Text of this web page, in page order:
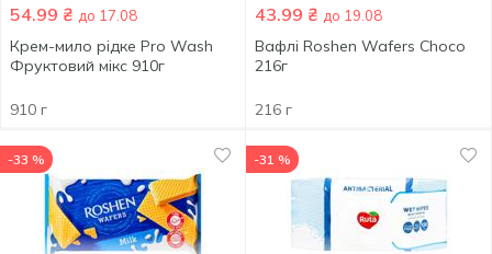
54.99 ₴ до 17.08
Крем-мило рідке Pro Wash
Фруктовий мікс 910г
910 г
43.99 ₴ до 19.08
Вафлі Roshen Wafers Choco
216г
216 г
-33 % -31 %